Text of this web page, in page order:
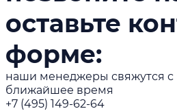
оставьте
форме:
наши менеджеры свяжутся с
ближайшее время
+7 (495) 149-62-64